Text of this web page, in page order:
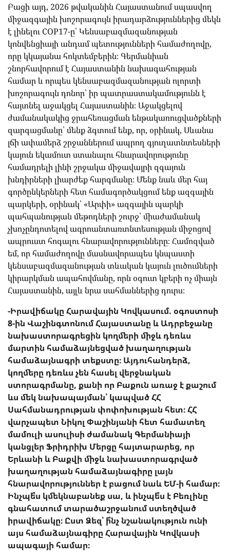
Բացի այդ, 2026 թվականին Հայաստանում սպասվող
միջազգային խոշորագույն իրադարձություններից մեկն
է լինելու COP17-ը՝ Կենսաբազմազանության
կոնվենցիայի անդամ պետությունների համաժողովը,
որը կկայանա հոկտեմբերին։ Գերմանիան
շնորհավորում է Հայաստանին նախագահության
համար և որպես կենսաբազմազանության ոլորտի
խոշորագույն դոնոր՝ իր պատրաստակամությունն է
հայտնել աջակցել Հայաստանին։ Աջակցելով
ժամանակակից ջրահեռացման ենթակառուցվածքների
զարգացմանը՝ մենք ձգտում ենք, որ, օրինակ, Սևանա
լճի ափամերձ շրջաններում ապրող գյուղատնտեսների
կայուն եկամուտ ստանալու հնարավորությունը
համադրելի լինի շրջակա միջավայրի զգայուն
խնդիրների լիարժեք հարգմանը։ Մենք նաև մեր հայ
գործընկերների հետ համագործակցում ենք ազգային
պարկերի, օրինակ՝ «Արփի» ազգային պարկի
պահպանության մեթոդների շուրջ՝ միաժամանակ
չխոչընդոտելով ագրոանտառտնտեսության միջոցով
ապրուստ հոգալու հնարավորությունները։ Համոզված
եմ, որ համաժողովը մասնավորապես կնպաստի
կենսաբազմազանության տևական կայուն լուծումների
կիրարկման ապահովմանը, որն օգուտ կբերի ոչ միայն
Հայաստանին, այլև նրա սահմաններից դուրս։
-Իրավիճակը Հարավային Կովկասում. օգոստոսի
8-ին Վաշինգտոնում Հայաստանը և Ադրբեջանը
նախաստորագրեցին կողմերի միջև դեռևս
մարտին համաձայնեցված խաղաղության
համաձայնագրի տեքստը։ Այդուհանդերձ,
կողմերը դեռևս չեն հասել վերջնական
ստորագրմանը, քանի որ Բաքուն առաջ է քաշում
ևս մեկ նախապայման՝ կապված ՀՀ
Սահմանադրության փոփոխության հետ։ ՀՀ
վարչապետ Նիկոլ Փաշինյանի հետ համատեղ
մամուլի ասուլիսի ժամանակ Գերմանիայի
կանցլեր Ֆրիդրիխ Մերցը հայտարարեց, որ
Երևանի և Բաքվի միջև նախաստորագրված
խաղաղության համաձայնագիրը լայն
հնարավորություններ է բացում նաև ԵՄ-ի համար։
Ինչպե՞ս կմեկնաբանեք սա, և ինչպե՞ս է Բեռլինը
գնահատում տարածաշրջանում ստեղծված
իրավիճակը։ Ըստ Ձեզ՝ ի՞նչ նշանակություն ունի
այս համաձայնագիրը Հարավային Կովկասի
ապագայի համար։